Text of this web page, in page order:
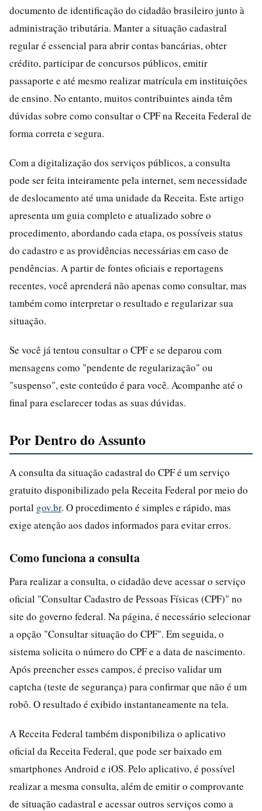
documento de identificação do cidadão brasileiro junto à
administração tributária. Manter a situação cadastral
regular é essencial para abrir contas bancárias, obter
crédito, participar de concursos públicos, emitir
passaporte e até mesmo realizar matrícula em instituições
de ensino. No entanto, muitos contribuintes ainda têm
dúvidas sobre como consultar o CPF na Receita Federal de
forma correta e segura.
Com a digitalização dos serviços públicos, a consulta
pode ser feita inteiramente pela internet, sem necessidade
de deslocamento até uma unidade da Receita. Este artigo
apresenta um guia completo e atualizado sobre o
procedimento, abordando cada etapa, os possíveis status
do cadastro e as providências necessárias em caso de
pendências. A partir de fontes oficiais e reportagens
recentes, você aprenderá não apenas como consultar, mas
também como interpretar o resultado e regularizar sua
situação.
Se você já tentou consultar o CPF e se deparou com
mensagens como "pendente de regularização" ou
"suspenso", este conteúdo é para você. Acompanhe até o
final para esclarecer todas as suas dúvidas.
Por Dentro do Assunto
A consulta da situação cadastral do CPF é um serviço
gratuito disponibilizado pela Receita Federal por meio do
portal gov.br. O procedimento é simples e rápido, mas
exige atenção aos dados informados para evitar erros.
Como funciona a consulta
Para realizar a consulta, o cidadão deve acessar o serviço
oficial "Consultar Cadastro de Pessoas Físicas (CPF)" no
site do governo federal. Na página, é necessário selecionar
a opção "Consultar situação do CPF". Em seguida, o
sistema solicita o número do CPF e a data de nascimento.
Após preencher esses campos, é preciso validar um
captcha (teste de segurança) para confirmar que não é um
robô. O resultado é exibido instantaneamente na tela.
A Receita Federal também disponibiliza o aplicativo
oficial da Receita Federal, que pode ser baixado em
smartphones Android e iOS. Pelo aplicativo, é possível
realizar a mesma consulta, além de emitir o comprovante
de situação cadastral e acessar outros serviços como a